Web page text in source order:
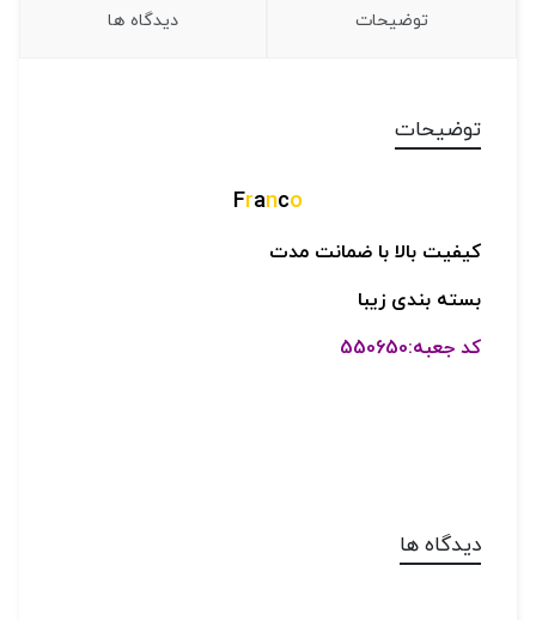
توضیحات دیدگاه ها
توضیحات
Franco
کیفیت بالا با ضمانت مدت
بسته بندی زیبا
کد جعبه:550650
دیدگاه ها